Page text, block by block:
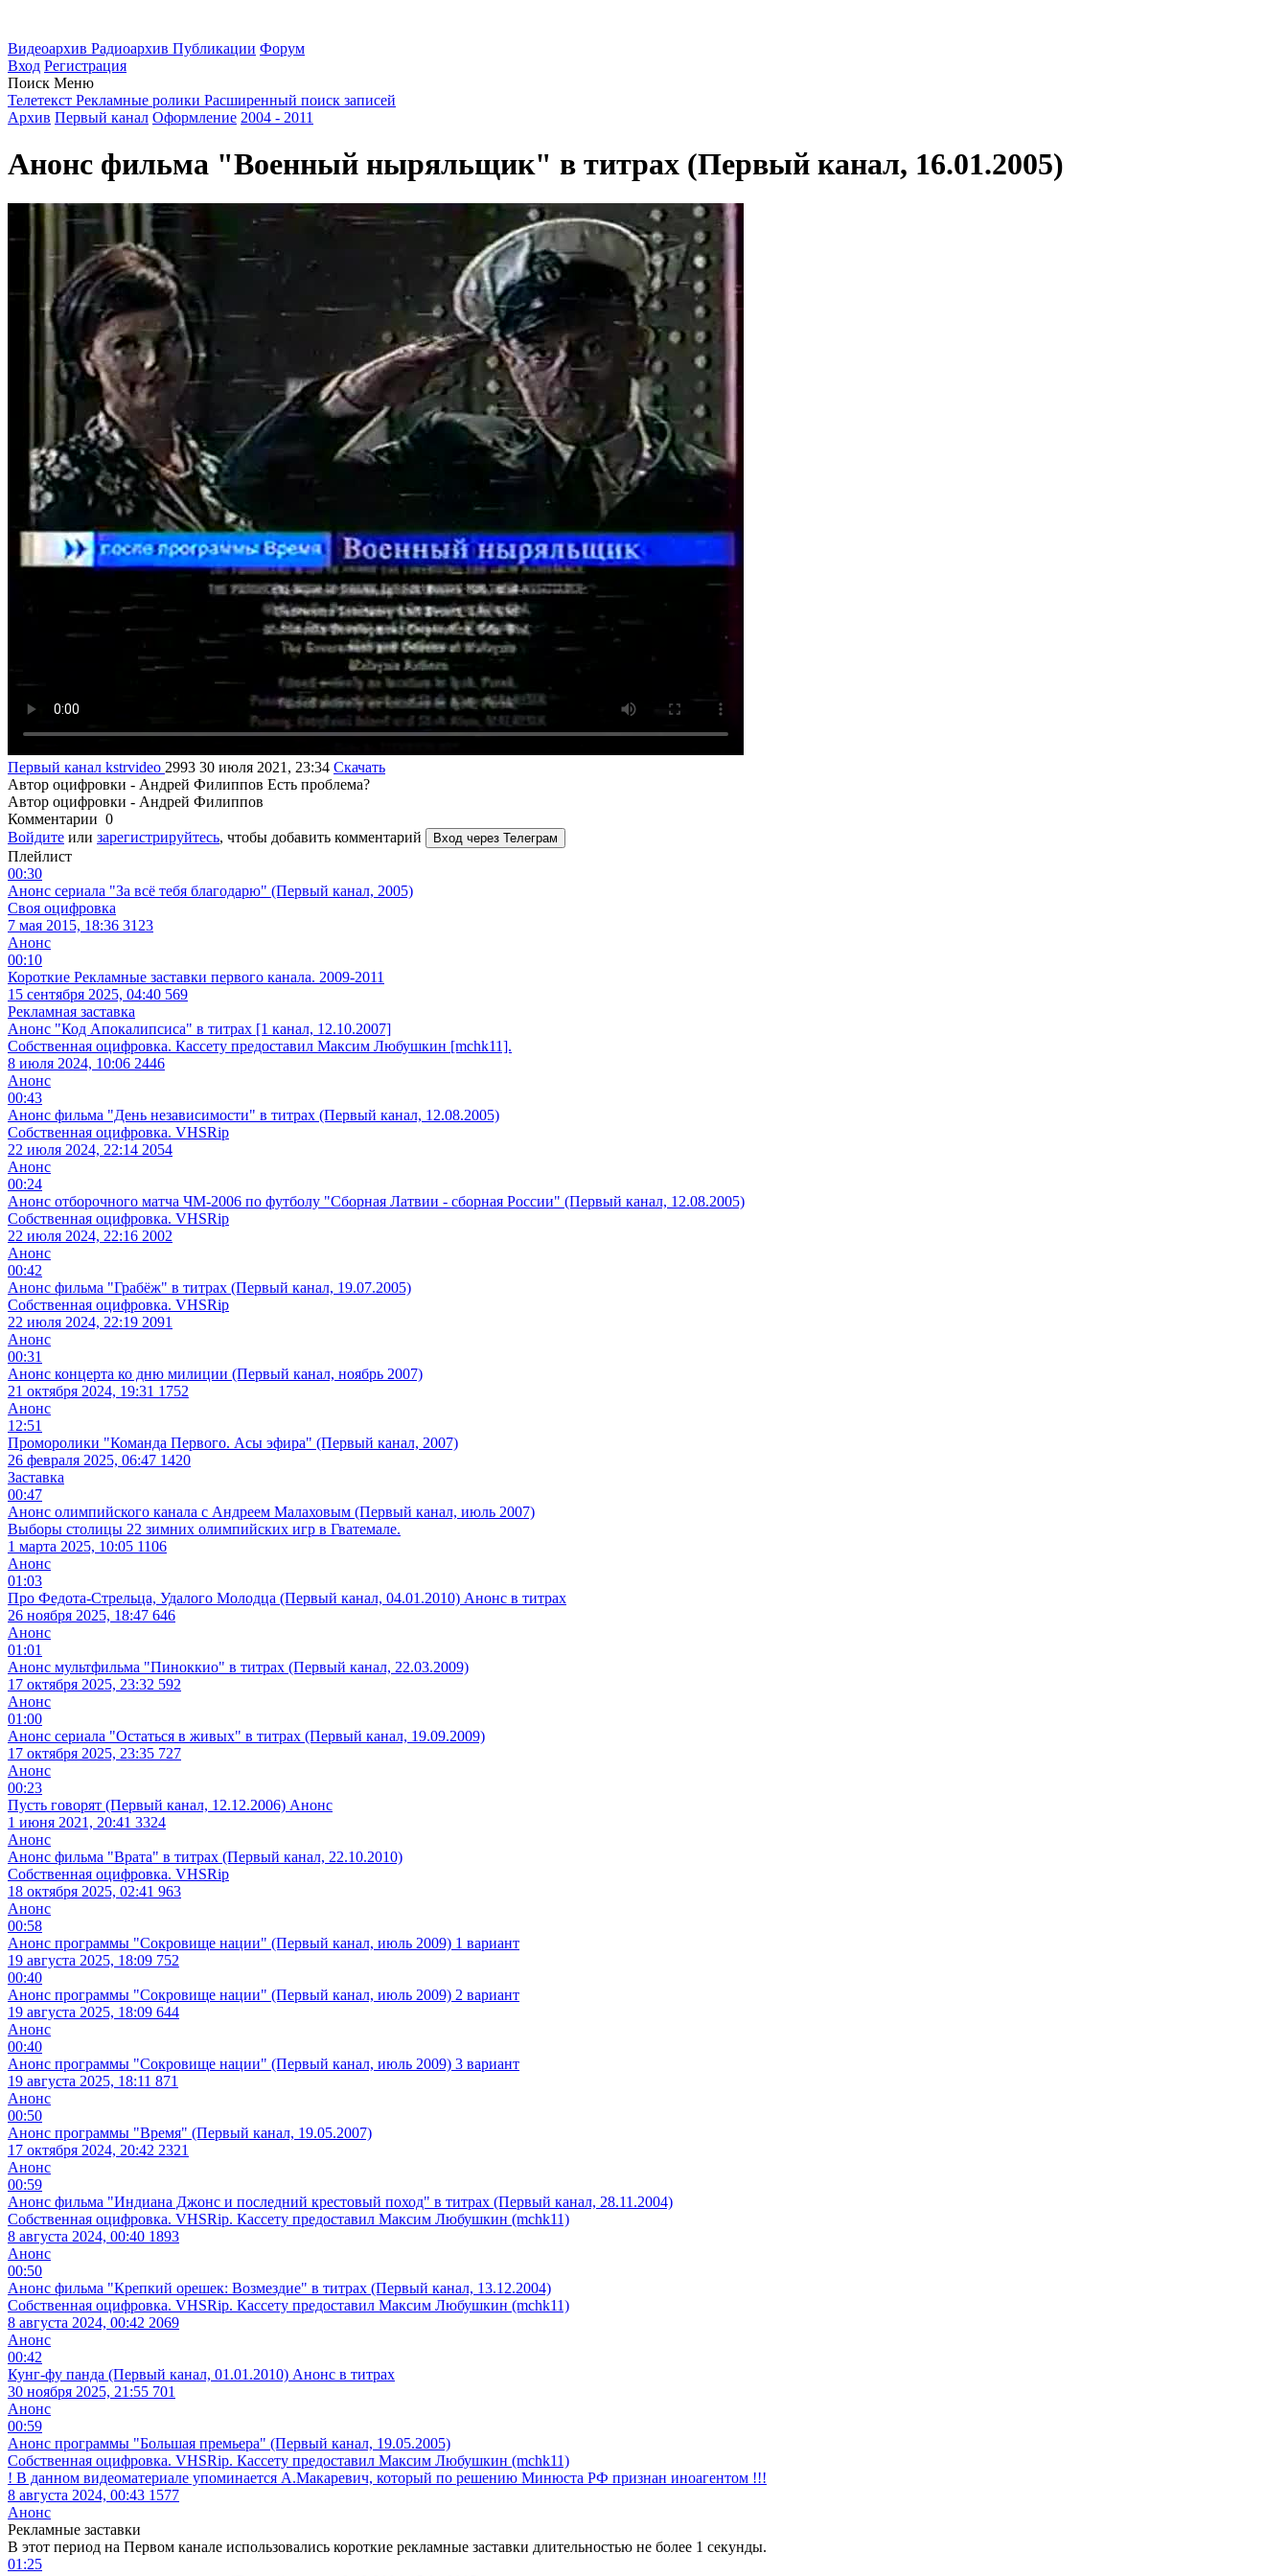
Видеоархив Радиоархив Публикации Форум
Вход Регистрация
Поиск Меню
Телетекст Рекламные ролики Расширенный поиск записей
Архив Первый канал Оформление 2004 - 2011
Анонс фильма "Военный ныряльщик" в титрах (Первый канал, 16.01.2005)
Первый канал kstrvideo 2993 30 июля 2021, 23:34 Скачать
Автор оцифровки - Андрей Филиппов Есть проблема?
Автор оцифровки - Андрей Филиппов
Комментарии 0
Войдите или зарегистрируйтесь, чтобы добавить комментарий Вход через Телеграм
Плейлист
00:30
Анонс сериала "За всё тебя благодарю" (Первый канал, 2005)
Своя оцифровка
7 мая 2015, 18:36 3123
Анонс
00:10
Короткие Рекламные заставки первого канала. 2009-2011
15 сентября 2025, 04:40 569
Рекламная заставка
Анонс "Код Апокалипсиса" в титрах [1 канал, 12.10.2007]
Собственная оцифровка. Кассету предоставил Максим Любушкин [mchk11].
8 июля 2024, 10:06 2446
Анонс
00:43
Анонс фильма "День независимости" в титрах (Первый канал, 12.08.2005)
Собственная оцифровка. VHSRip
22 июля 2024, 22:14 2054
Анонс
00:24
Анонс отборочного матча ЧМ-2006 по футболу "Сборная Латвии - сборная России" (Первый канал, 12.08.2005)
Собственная оцифровка. VHSRip
22 июля 2024, 22:16 2002
Анонс
00:42
Анонс фильма "Грабёж" в титрах (Первый канал, 19.07.2005)
Собственная оцифровка. VHSRip
22 июля 2024, 22:19 2091
Анонс
00:31
Анонс концерта ко дню милиции (Первый канал, ноябрь 2007)
21 октября 2024, 19:31 1752
Анонс
12:51
Проморолики "Команда Первого. Асы эфира" (Первый канал, 2007)
26 февраля 2025, 06:47 1420
Заставка
00:47
Анонс олимпийского канала с Андреем Малаховым (Первый канал, июль 2007)
Выборы столицы 22 зимних олимпийских игр в Гватемале.
1 марта 2025, 10:05 1106
Анонс
01:03
Про Федота-Стрельца, Удалого Молодца (Первый канал, 04.01.2010) Анонс в титрах
26 ноября 2025, 18:47 646
Анонс
01:01
Анонс мультфильма "Пиноккио" в титрах (Первый канал, 22.03.2009)
17 октября 2025, 23:32 592
Анонс
01:00
Анонс сериала "Остаться в живых" в титрах (Первый канал, 19.09.2009)
17 октября 2025, 23:35 727
Анонс
00:23
Пусть говорят (Первый канал, 12.12.2006) Анонс
1 июня 2021, 20:41 3324
Анонс
Анонс фильма "Врата" в титрах (Первый канал, 22.10.2010)
Собственная оцифровка. VHSRip
18 октября 2025, 02:41 963
Анонс
00:58
Анонс программы "Сокровище нации" (Первый канал, июль 2009) 1 вариант
19 августа 2025, 18:09 752
00:40
Анонс программы "Сокровище нации" (Первый канал, июль 2009) 2 вариант
19 августа 2025, 18:09 644
Анонс
00:40
Анонс программы "Сокровище нации" (Первый канал, июль 2009) 3 вариант
19 августа 2025, 18:11 871
Анонс
00:50
Анонс программы "Время" (Первый канал, 19.05.2007)
17 октября 2024, 20:42 2321
Анонс
00:59
Анонс фильма "Индиана Джонс и последний крестовый поход" в титрах (Первый канал, 28.11.2004)
Собственная оцифровка. VHSRip. Кассету предоставил Максим Любушкин (mchk11)
8 августа 2024, 00:40 1893
Анонс
00:50
Анонс фильма "Крепкий орешек: Возмездие" в титрах (Первый канал, 13.12.2004)
Собственная оцифровка. VHSRip. Кассету предоставил Максим Любушкин (mchk11)
8 августа 2024, 00:42 2069
Анонс
00:42
Кунг-фу панда (Первый канал, 01.01.2010) Анонс в титрах
30 ноября 2025, 21:55 701
Анонс
00:59
Анонс программы "Большая премьера" (Первый канал, 19.05.2005)
Собственная оцифровка. VHSRip. Кассету предоставил Максим Любушкин (mchk11)
! В данном видеоматериале упоминается А.Макаревич, который по решению Минюста РФ признан иноагентом !!!
8 августа 2024, 00:43 1577
Анонс
Рекламные заставки
В этот период на Первом канале использовались короткие рекламные заставки длительностью не более 1 секунды.
01:25